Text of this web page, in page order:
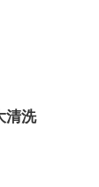
清洗